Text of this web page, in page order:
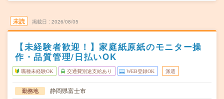
未読 掲載日 2026/08/05
【未経験者歓迎！】家庭紙原紙のモニター操
作・品質管理/日払いOK
職種未経験OK 交通費別途支給あり WEB登録OK 派遣
勤務地 静岡県富士市